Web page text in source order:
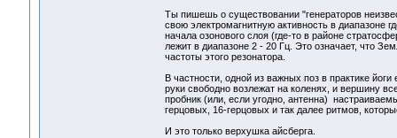
Ты пишешь о существовании "генераторов
свою электромагнитную активность в диапазоне
начала озонового слоя (где-то в районе
лежит в диапазоне 2 - 20 Гц. Это означает, что
частоты этого резонатора.
В частности, одной из важных поз в практике
руки свободно возлежат на коленях, и вершину
пробник (или, если угодно, антенна)
герцовых, 16-герцовых и так далее ритмов,
И это только верхушка айсберга.